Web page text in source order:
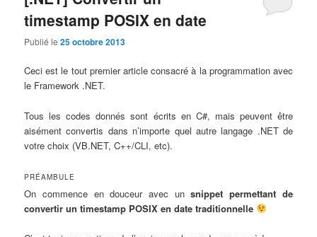
timestamp POSIX en date
Publié le25 octobre 2013
Ceci est le tout premier article consacré à la programmation avec
le Framework .NET.
Tous les codes donnés sont écrits en C#, mais peuvent être
aisément convertis dans n’importe quel autre langage .NET de
votre choix (VB.NET, C++/CLI, etc).
PRÉAMBULE
On commence en douceur avec unsnippet permettant de
convertir un timestamp POSIX en date traditionnelle